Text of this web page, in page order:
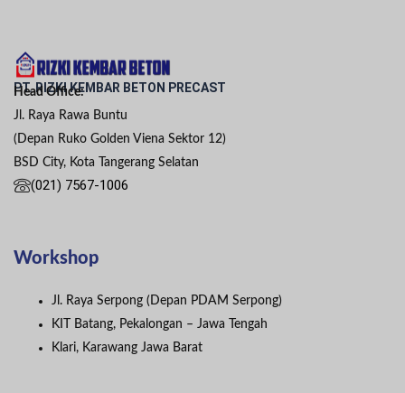
PT. RIZKI KEMBAR BETON PRECAST
Head Office:
Jl. Raya Rawa Buntu
(Depan Ruko Golden Viena Sektor 12)
BSD City, Kota Tangerang Selatan
(021) 7567-1006
Workshop
Jl. Raya Serpong (Depan PDAM Serpong)
KIT Batang, Pekalongan – Jawa Tengah
Klari, Karawang Jawa Barat